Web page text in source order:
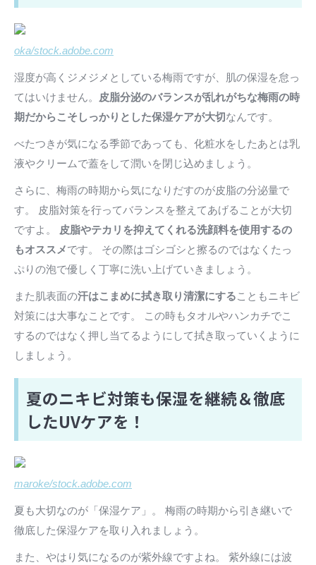
oka/stock.adobe.com
湿度が高くジメジメとしている梅雨ですが、肌の保湿を怠っ
てはいけません。
皮脂分泌のバランスが乱れがちな梅雨の時
期だからこそしっかりとした保湿ケアが大切なんです。
べたつきが気になる季節であっても、化粧水をしたあとは乳
液やクリームで蓋をして潤いを閉じ込めましょう。
さらに、梅雨の時期から気になりだすのが皮脂の分泌量で
す。 皮脂対策を行ってバランスを整えてあげることが大切
ですよ。
皮脂やテカリを抑えてくれる洗顔料を使用するの
もオススメです。 その際はゴシゴシと擦るのではなくたっ
ぷりの泡で優しく丁寧に洗い上げていきましょう。
また肌表面の汗はこまめに拭き取り清潔にすることもニキビ
対策には大事なことです。 この時もタオルやハンカチでこ
するのではなく押し当てるようにして拭き取っていくように
しましょう。
夏のニキビ対策も保湿を継続＆徹底
したUVケアを！
maroke/stock.adobe.com
夏も大切なのが「保湿ケア」。 梅雨の時期から引き継いで
徹底した保湿ケアを取り入れましょう。
また、やはり気になるのが紫外線ですよね。 紫外線には波